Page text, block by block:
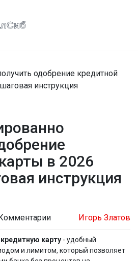
одобрение кредитной
инструкция
в 2026
инструкция
Игорь Златов
кредитную карту - удобный
и лимитом, который позволяет